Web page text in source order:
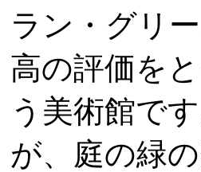
ラン・グリ
高の評価を
う美術館で
が、庭の緑